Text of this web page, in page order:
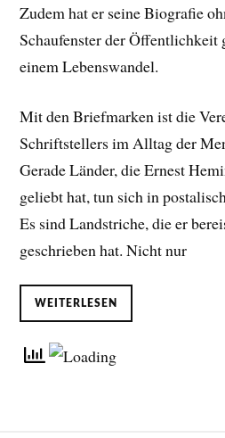
Zudem hat er seine Biografie
Schaufenster der
einem Lebenswandel.
Mit den Briefmarken ist die
Schriftstellers im Alltag der
Gerade Länder, die Ernest
geliebt hat, tun sich in
Es sind Landstriche, die er
geschrieben hat. Nicht nur
WEITERLESEN